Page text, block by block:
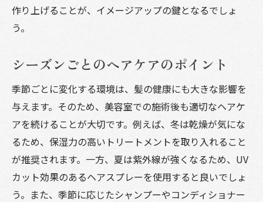
作り上げることが、イメージアップの鍵となるでしょ
う。
シーズンごとのヘアケアのポイント
季節ごとに変化する環境は、髪の健康にも大きな影響を
与えます。そのため、美容室での施術後も適切なヘアケ
アを続けることが大切です。例えば、冬は乾燥が気にな
るため、保湿力の高いトリートメントを取り入れること
が推奨されます。一方、夏は紫外線が強くなるため、UV
カット効果のあるヘアスプレーを使用すると良いでしょ
う。また、季節に応じたシャンプーやコンディショナー